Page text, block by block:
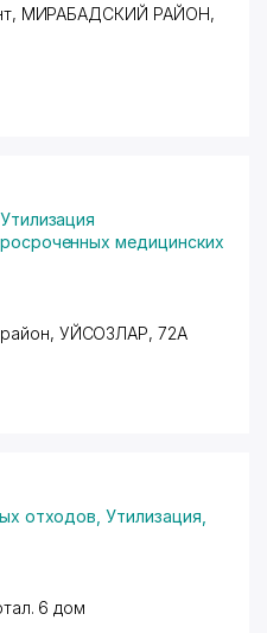
МИРАБАДСКИЙ РАЙОН,
Утилизация
медицинских
, УЙСОЗЛАР, 72А
отходов ,Утилизация,
6 дом